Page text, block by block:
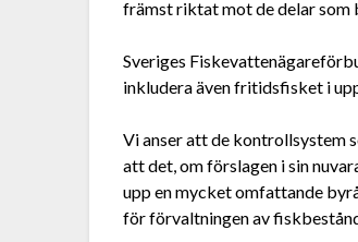
främst riktat mot de delar
Sveriges
inkludera även fritidsfisket i
Vi anser att de kontrollsystem
att det, om förslagen i sin
upp en mycket omfattande
för förvaltningen av